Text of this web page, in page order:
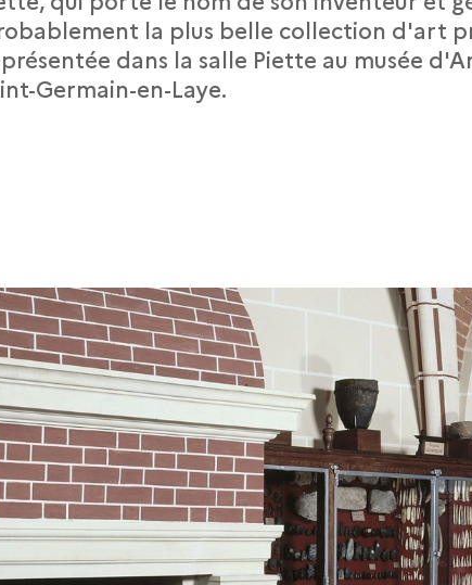
la plus belle collection d'art
dans la salle Piette au musée
Germain-en-Laye.